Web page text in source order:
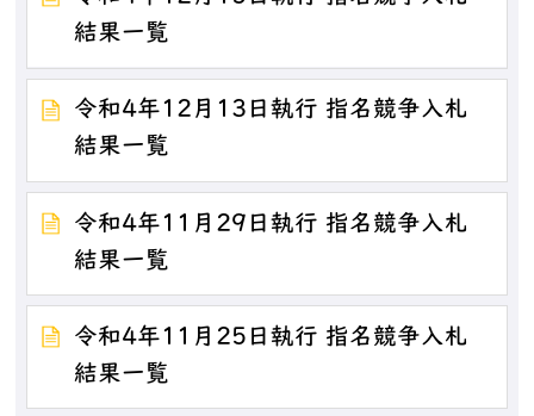
結果一覧
令和4年12月13日執行 指名競争入札
結果一覧
令和4年11月29日執行 指名競争入札
結果一覧
令和4年11月25日執行 指名競争入札
結果一覧